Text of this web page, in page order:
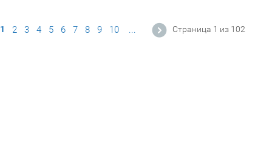
Страница 1 из 102
1 2 3 4 5 6 7 8 9 10 ...